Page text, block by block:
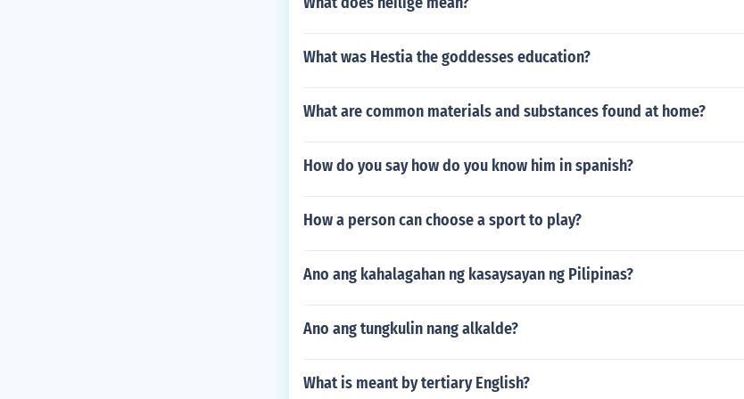
What was Hestia the goddesses education?
What are common materials and substances found at home?
How do you say how do you know him in spanish?
How a person can choose a sport to play?
Ano ang kahalagahan ng kasaysayan ng Pilipinas?
Ano ang tungkulin nang alkalde?
What is meant by tertiary English?